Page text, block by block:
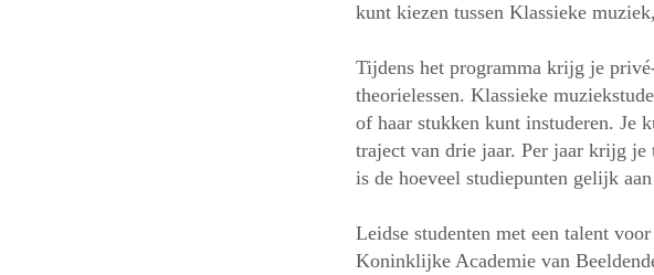
kunt kiezen tussen Klassieke
Tijdens het programma krijg je
theorielessen. Klassieke
of haar stukken kunt instuderen. Je
traject van drie jaar. Per jaar krijg
is de hoeveel studiepunten gelijk
Leidse studenten met een talent
Koninklijke Academie van